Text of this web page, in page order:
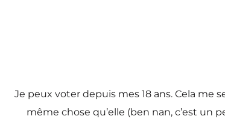
Je peux voter depuis mes 18 ans. Cela me
même chose qu’elle (ben nan, c’est un